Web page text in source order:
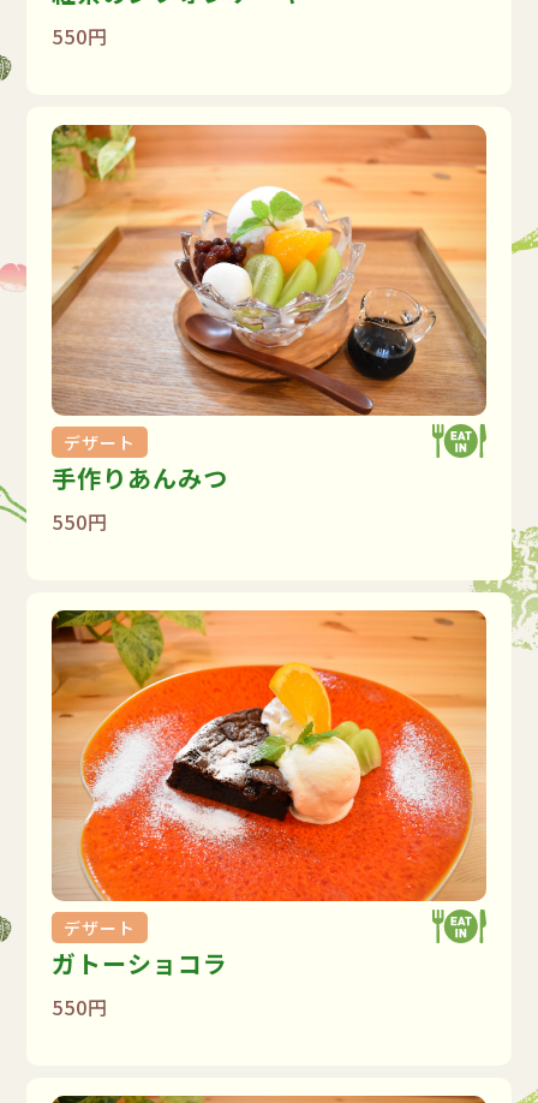
550円
デザート
手作りあんみつ
550円
デザート
ガトーショコラ
550円